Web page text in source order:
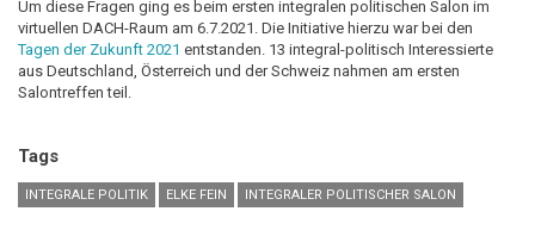
Um diese Fragen ging es beim ersten integralen politischen Salon im
virtuellen DACH-Raum am 6.7.2021. Die Initiative hierzu war bei den
Tagen der Zukunft 2021 entstanden. 13 integral-politisch Interessierte
aus Deutschland, Österreich und der Schweiz nahmen am ersten
Salontreffen teil.
Tags
INTEGRALE POLITIK ELKE FEIN INTEGRALER POLITISCHER SALON